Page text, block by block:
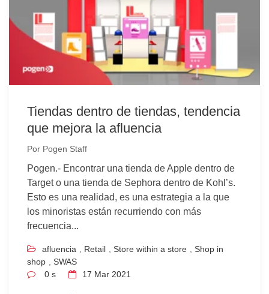
Tiendas dentro de tiendas, tendencia
que mejora la afluencia
Por Pogen Staff
Pogen.- Encontrar una tienda de Apple dentro de
Target o una tienda de Sephora dentro de Kohl’s.
Esto es una realidad, es una estrategia a la que
los minoristas están recurriendo con más
frecuencia...
afluencia Retail Store within a store
Shop in
shop
SWAS
0 s
17 Mar 2021